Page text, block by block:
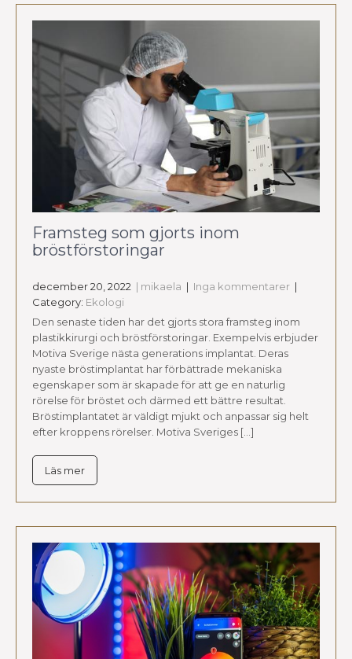
Framsteg som gjorts inom
bröstförstoringar
december 20, 2022 | mikaela | Inga kommentarer |
Category: Ekologi
Den senaste tiden har det gjorts stora framsteg inom
plastikkirurgi och bröstförstoringar. Exempelvis erbjuder
Motiva Sverige nästa generations implantat. Deras
nyaste bröstimplantat har förbättrade mekaniska
egenskaper som är skapade för att ge en naturlig
rörelse för bröstet och därmed ett bättre resultat.
Bröstimplantatet är väldigt mjukt och anpassar sig helt
efter kroppens rörelser. Motiva Sveriges […]
Läs mer